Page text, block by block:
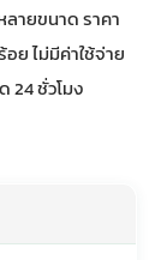
ายขนาด ราคา
ย ไม่มีค่าใช้จ่าย
24 ชั่วโมง